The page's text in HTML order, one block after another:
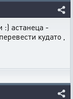
:) астанеца -
кудато ,